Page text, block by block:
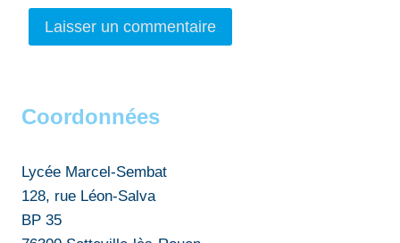
Coordonnées
Lycée Marcel-Sembat
128, rue Léon-Salva
BP 35